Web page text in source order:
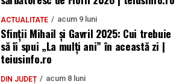
ACTUALITATE acum 9 luni
Sfinții Mihail și Gavril 2025: Cui trebuie
să îi spui „La mulţi ani” în această zi |
teiusinfo.ro
DIN JUDEȚ acum 8 luni